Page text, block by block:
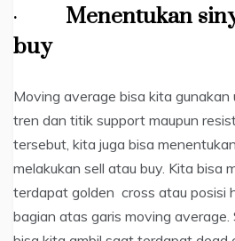
· Menentukan
buy
Moving average bisa kita gunakan
tren dan titik support maupun
tersebut, kita juga bisa
melakukan sell atau buy. Kita bisa
terdapat golden cross atau posisi
bagian atas garis moving average.